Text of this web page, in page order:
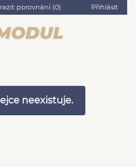
porovnání (0) Přihlásit
neexistuje.